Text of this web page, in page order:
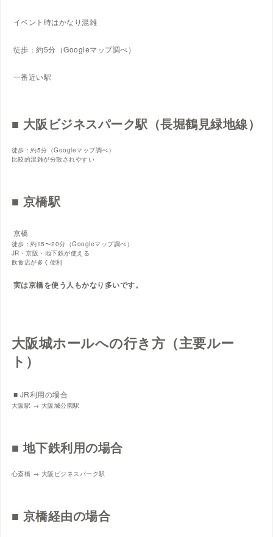
イベント時はかなり混雑
徒歩：約5分（Googleマップ調べ）
一番近い駅
■ 大阪ビジネスパーク駅（長堀鶴見緑地線）
徒歩：約5分（Googleマップ調べ）
比較的混雑が分散されやすい
■ 京橋駅
京橋
徒歩：約15〜20分（Googleマップ調べ）
JR・京阪・地下鉄が使える
飲食店が多く便利
実は京橋を使う人もかなり多いです。
大阪城ホールへの行き方（主要ルー
ト）
■ JR利用の場合
大阪駅 → 大阪城公園駅
■ 地下鉄利用の場合
心斎橋 → 大阪ビジネスパーク駅
■ 京橋経由の場合